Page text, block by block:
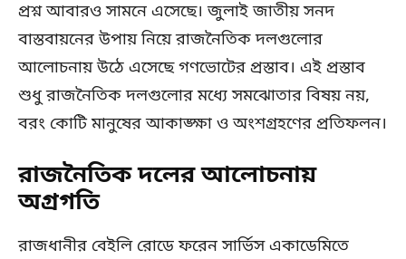
প্রশ্ন আবারও সামনে এসেছে। জুলাই জাতীয় সনদ
বাস্তবায়নের উপায় নিয়ে রাজনৈতিক দলগুলোর
আলোচনায় উঠে এসেছে গণভোটের প্রস্তাব। এই প্রস্তাব
শুধু রাজনৈতিক দলগুলোর মধ্যে সমঝোতার বিষয় নয়,
বরং কোটি মানুষের আকাঙ্ক্ষা ও অংশগ্রহণের প্রতিফলন।
রাজনৈতিক দলের আলোচনায়
অগ্রগতি
রাজধানীর বেইলি রোডে ফরেন সার্ভিস একাডেমিতে